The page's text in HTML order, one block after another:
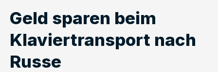
Geld sparen beim
Klaviertransport nach
Russe